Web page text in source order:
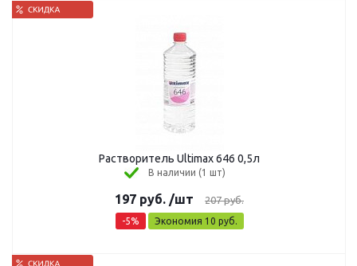
Растворитель Ultimax 646 0,5л
В наличии (1 шт)
197 руб. /шт 207руб.
-5% Экономия 10 руб.